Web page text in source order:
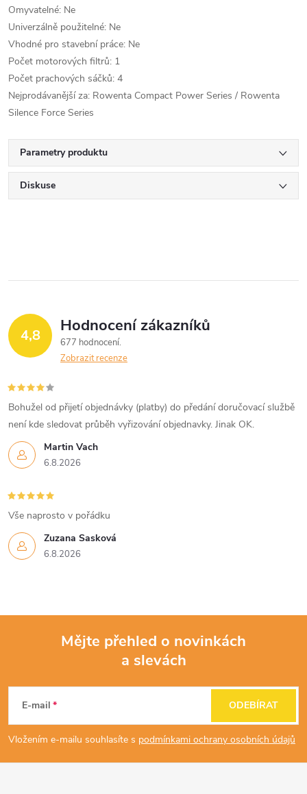
Omyvatelné: Ne
Univerzálně použitelné: Ne
Vhodné pro stavební práce: Ne
Počet motorových filtrů: 1
Počet prachových sáčků: 4
Nejprodávanější za: Rowenta Compact Power Series / Rowenta
Silence Force Series
Parametry produktu
Diskuse
4,8 Hodnocení zákazníků
677 hodnocení
Zobrazit recenze
Martin Vach
6.8.2026
Bohužel od přijetí objednávky (platby) do předání doručovací službě
není kde sledovat průběh vyřizování objednavky. Jinak OK.
Zuzana Sasková
6.8.2026
Vše naprosto v pořádku
p
a
Mějte přehled o novinkách
a slevách
E-mail
Vložením e-mailu souhlasíte s podmínkami ochrany osobních údajů
ODEBÍRAT